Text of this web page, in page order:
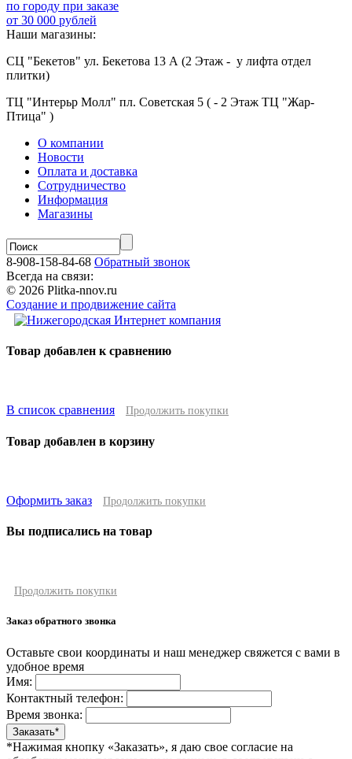
по городу при заказе
от 30 000 рублей
Наши магазины:
СЦ "Бекетов" ул. Бекетова 13 А (2 Этаж - у лифта отдел
плитки)
ТЦ "Интерьр Молл" пл. Советская 5 ( - 2 Этаж ТЦ "Жар-
Птица" )
О компании
Новости
Оплата и доставка
Сотрудничество
Информация
Магазины
8-908-158-84-68 Обратный звонок
Всегда на связи:
© 2026 Plitka-nnov.ru
Создание и продвижение сайта
Товар добавлен к сравнению
В список сравнения Продолжить покупки
Товар добавлен в корзину
Оформить заказ Продолжить покупки
Вы подписались на товар
Продолжить покупки
Заказ обратного звонка
Оставьте свои координаты и наш менеджер свяжется с вами в
удобное время
Имя:
Контактный телефон:
Время звонка:
*Нажимая кнопку «Заказать», я даю свое согласие на